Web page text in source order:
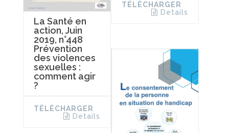
La Santé en
action, Juin
2019, n°448
Prévention
des violences
sexuelles :
comment agir
?
TÉLÉCHARGER
Details
TÉLÉCHARGER
Details